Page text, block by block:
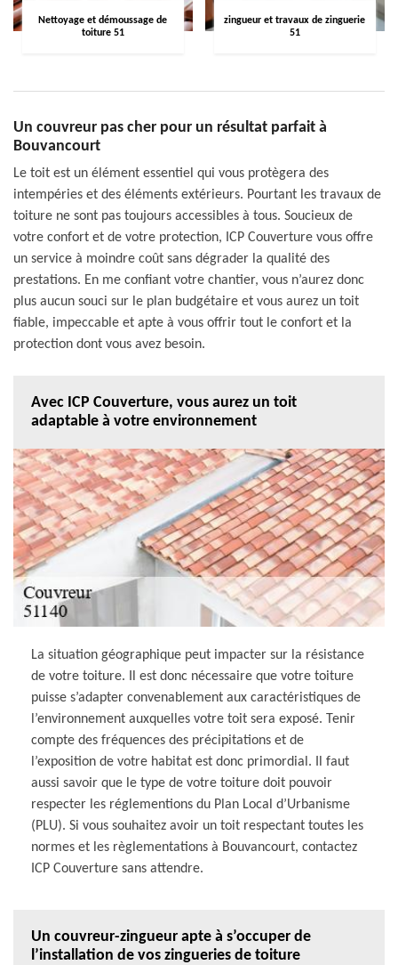
Nettoyage et démoussage de
toiture 51
zingueur et travaux de zinguerie
51
Un couvreur pas cher pour un résultat parfait à
Bouvancourt
Le toit est un élément essentiel qui vous protègera des
intempéries et des éléments extérieurs. Pourtant les travaux de
toiture ne sont pas toujours accessibles à tous. Soucieux de
votre confort et de votre protection, ICP Couverture vous offre
un service à moindre coût sans dégrader la qualité des
prestations. En me confiant votre chantier, vous n’aurez donc
plus aucun souci sur le plan budgétaire et vous aurez un toit
fiable, impeccable et apte à vous offrir tout le confort et la
protection dont vous avez besoin.
Avec ICP Couverture, vous aurez un toit
adaptable à votre environnement
La situation géographique peut impacter sur la résistance
de votre toiture. Il est donc nécessaire que votre toiture
puisse s’adapter convenablement aux caractéristiques de
l’environnement auxquelles votre toit sera exposé. Tenir
compte des fréquences des précipitations et de
l’exposition de votre habitat est donc primordial. Il faut
aussi savoir que le type de votre toiture doit pouvoir
respecter les réglementions du Plan Local d’Urbanisme
(PLU). Si vous souhaitez avoir un toit respectant toutes les
normes et les règlementations à Bouvancourt, contactez
ICP Couverture sans attendre.
Un couvreur-zingueur apte à s’occuper de
l’installation de vos zingueries de toiture